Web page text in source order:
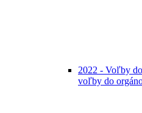
2022 - Voľby
voľby do